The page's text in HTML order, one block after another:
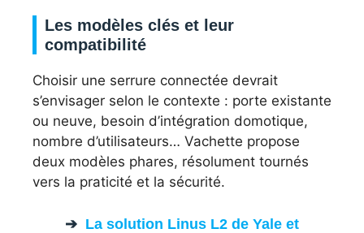
Les modèles clés et leur
compatibilité
Choisir une serrure connectée devrait
s’envisager selon le contexte : porte existante
ou neuve, besoin d’intégration domotique,
nombre d’utilisateurs… Vachette propose
deux modèles phares, résolument tournés
vers la praticité et la sécurité.
La solution Linus L2 de Yale et